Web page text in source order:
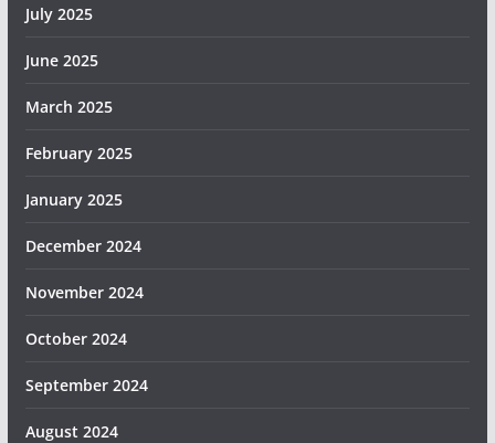
July 2025
June 2025
March 2025
February 2025
January 2025
December 2024
November 2024
October 2024
September 2024
August 2024